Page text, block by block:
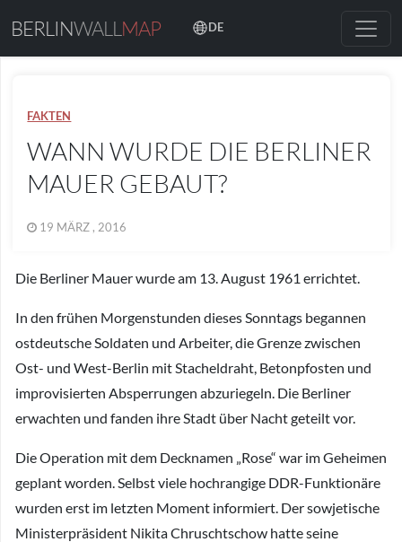
BERLINWALL MAP DE
FAKTEN
WANN WURDE DIE BERLINER
MAUER GEBAUT?
19 MÄRZ , 2016
Die Berliner Mauer wurde am 13. August 1961 errichtet.
In den frühen Morgenstunden dieses Sonntags begannen
ostdeutsche Soldaten und Arbeiter, die Grenze zwischen
Ost- und West-Berlin mit Stacheldraht, Betonpfosten und
improvisierten Absperrungen abzuriegeln. Die Berliner
erwachten und fanden ihre Stadt über Nacht geteilt vor.
Die Operation mit dem Decknamen „Rose“ war im Geheimen
geplant worden. Selbst viele hochrangige DDR-Funktionäre
wurden erst im letzten Moment informiert. Der sowjetische
Ministerpräsident Nikita Chruschtschow hatte seine